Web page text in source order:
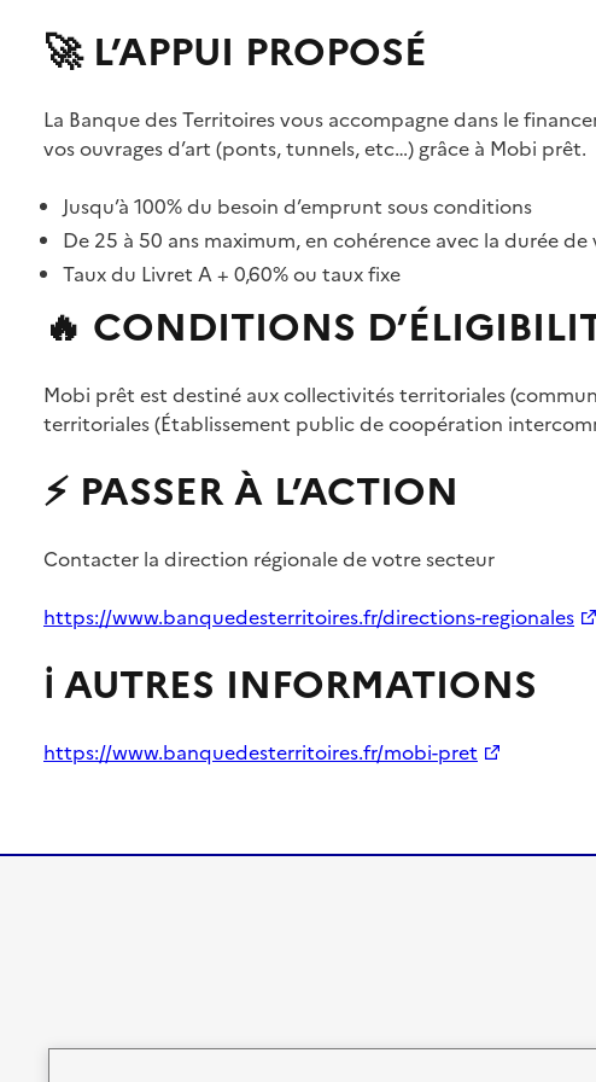
🚀 L’APPUI PROPOSÉ
La Banque des Territoires vous accompagne dans le
vos ouvrages d’art (ponts, tunnels, etc…) grâce à Mobi prêt.
Jusqu’à 100% du besoin d’emprunt sous conditions
De 25 à 50 ans maximum, en cohérence avec la durée
Taux du Livret A + 0,60% ou taux fixe
🔥 CONDITIONS
Mobi prêt est destiné aux collectivités territoriales
territoriales (Établissement public de coopération
⚡ PASSER À L’ACTION
Contacter la direction régionale de votre secteur
https://www.banquedesterritoires.fr/directions-regionales
ℹ️ AUTRES INFORMATIONS
https://www.banquedesterritoires.fr/mobi-pret